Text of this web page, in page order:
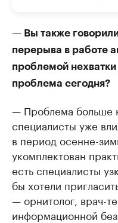
— Вы также
перерыва в работе
проблемой нехватки
проблема сегодня?
— Проблема больше
специалисты уже
в период осенне-
укомплектован
есть специалисты
бы хотели
— орнитолог, врач-
информационной